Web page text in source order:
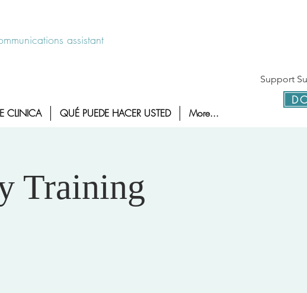
assistant
Support
CLINICA QUÉ PUEDE HACER USTED More...
Training